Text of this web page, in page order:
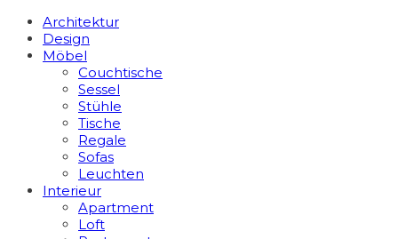
Architektur
Design
Möbel
Couchtische
Sessel
Stühle
Tische
Regale
Sofas
Leuchten
Interieur
Apart­ment
Loft